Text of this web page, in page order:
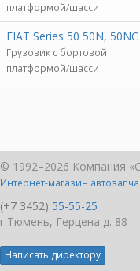
платформой/шасси
FIAT Series 50 50N, 50NC
Грузовик c бортовой
платформой/шасси
© 1992–2026 Компания
Интернет-магазин
(+7 3452) 55-55-25
г.Тюмень, Герцена д. 88
Написать директору